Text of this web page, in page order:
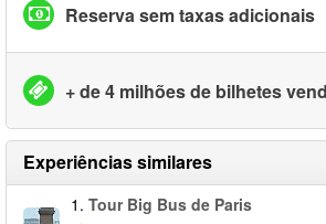
Reserva sem taxas adicionais
+ de 4 milhões de bilhetes
Experiências similares
1. Tour Big Bus de Paris